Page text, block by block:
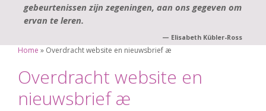
gebeurtenissen zijn zegeningen, aan ons gegeven om
ervan te leren.
— Elisabeth Kübler-Ross
Home » Overdracht website en nieuwsbrief æ
Overdracht website en
nieuwsbrief æ